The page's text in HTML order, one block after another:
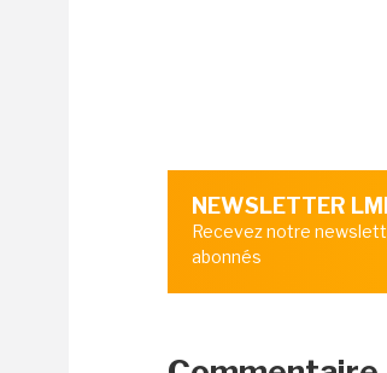
NEWSLETTER LMI
Recevez notre
abonnés